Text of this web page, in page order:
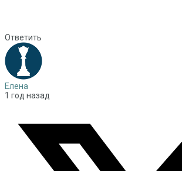
Ответить
Елена
1 год назад